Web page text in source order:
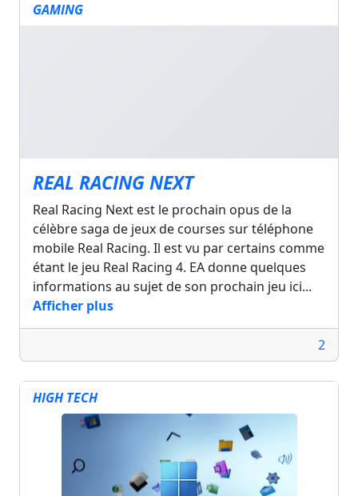
GAMING
REAL RACING NEXT
Real Racing Next est le prochain opus de la
célèbre saga de jeux de courses sur téléphone
mobile Real Racing. Il est vu par certains comme
étant le jeu Real Racing 4. EA donne quelques
informations au sujet de son prochain jeu ici...
Afficher plus
2
HIGH TECH